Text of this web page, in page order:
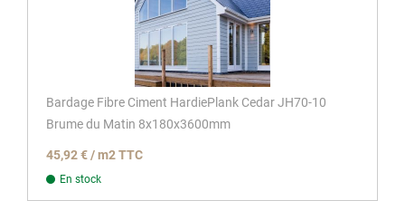
Bardage Fibre Ciment HardiePlank Cedar JH70-10
Brume du Matin 8x180x3600mm
45,92 € / m2 TTC
En stock